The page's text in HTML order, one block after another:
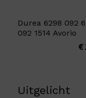
Durea 6298 092
092 1514 Avorio
€
Uitgelicht